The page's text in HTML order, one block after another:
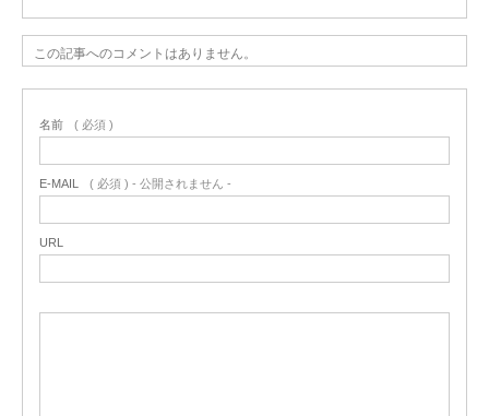
この記事へのコメントはありません。
名前 ( 必須 )
E-MAIL ( 必須 ) - 公開されません -
URL